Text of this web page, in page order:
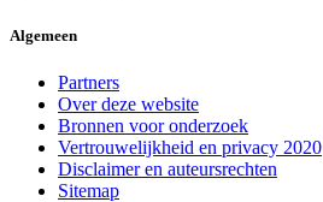
Algemeen
Partners
Over deze website
Bronnen voor onderzoek
Vertrouwelijkheid en privacy 2020
Disclaimer en auteursrechten
Sitemap